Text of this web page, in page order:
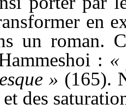
en
un roman.
: «
» (165).
des